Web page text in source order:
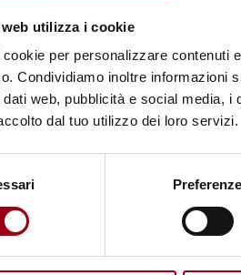
utilizza i cookie
per personalizzare contenuti
Condividiamo inoltre informazioni
dati web, pubblicità e social media,
dal tuo utilizzo dei loro servizi.
Preferenze
Italia